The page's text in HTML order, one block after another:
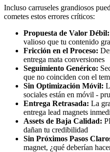
Incluso carruseles grandiosos
cometes estos errores críticos:
Propuesta de Valor Débil:
valioso que tu contenido
Fricción en el Proceso:
entrega mata conversiones
Seguimiento Genérico:
que no coinciden con el
Sin Optimización Móvil:
sociales están en móvil -
Entrega Retrasada: La
entrega lead magnets
Assets de Baja Calidad:
dañan tu credibilidad
Sin Próximos Pasos
magnet, ¿qué deberían